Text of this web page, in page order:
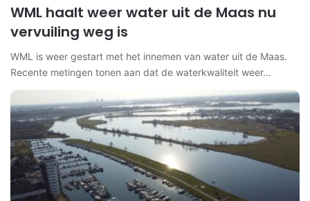
WML haalt weer water uit de Maas nu
vervuiling weg is
WML is weer gestart met het innemen van water uit de Maas.
Recente metingen tonen aan dat de waterkwaliteit weer…